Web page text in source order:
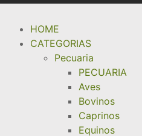
HOME
CATEGORIAS
Pecuaria
PECUARIA
Aves
Bovinos
Caprinos
Equinos